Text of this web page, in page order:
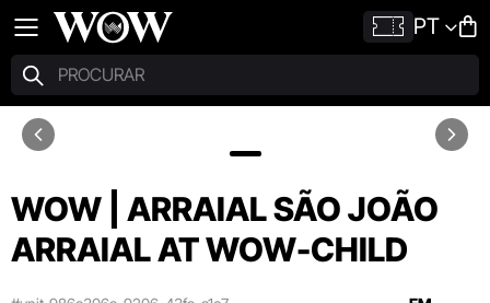
PT
WOW | ARRAIAL SÃO JOÃO
ARRAIAL AT WOW-CHILD